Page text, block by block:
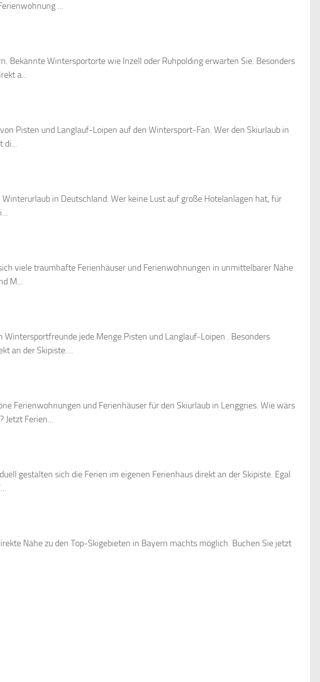
...
Bekannte Wintersportorte wie Inzell oder Ruhpolding erwarten Sie. Besonders
a...
Pisten und Langlauf-Loipen auf den Wintersport-Fan. Wer den Skiurlaub in
di...
in Deutschland. Wer keine Lust auf große Hotelanlagen hat, für
viele traumhafte Ferienhäuser und Ferienwohnungen in unmittelbarer Nähe
M...
jede Menge Pisten und Langlauf-Loipen . Besonders
an der Skipiste....
Ferienwohnungen und Ferienhäuser für den Skiurlaub in Lenggries. Wie wärs
Jetzt Ferien...
gestalten sich die Ferien im eigenen Ferienhaus direkt an der Skipiste. Egal
Nähe zu den Top-Skigebieten in Bayern machts möglich. Buchen Sie jetzt